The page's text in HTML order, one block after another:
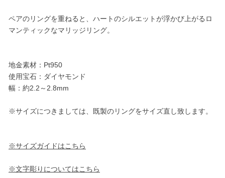
ペアのリングを重ねると、ハートのシルエットが浮かび上がるロ
マンティックなマリッジリング。
地金素材：Pt950
使用宝石：ダイヤモンド
幅：約2.2～2.8mm
※サイズにつきましては、既製のリングをサイズ直し致します。
※サイズガイドはこちら
※文字彫りについてはこちら